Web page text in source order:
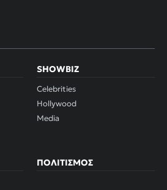
SHOWBIZ
Celebrities
Hollywood
Media
ΠΟΛΙΤΙΣΜΌΣ